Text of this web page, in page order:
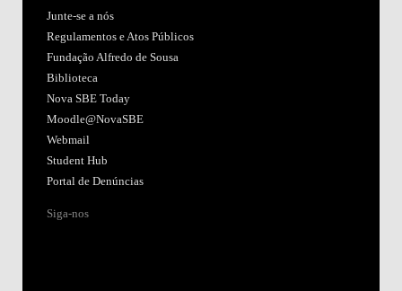
Junte-se a nós
Regulamentos e Atos Públicos
Fundação Alfredo de Sousa
Biblioteca
Nova SBE Today
Moodle@NovaSBE
Webmail
Student Hub
Portal de Denúncias
Siga-nos